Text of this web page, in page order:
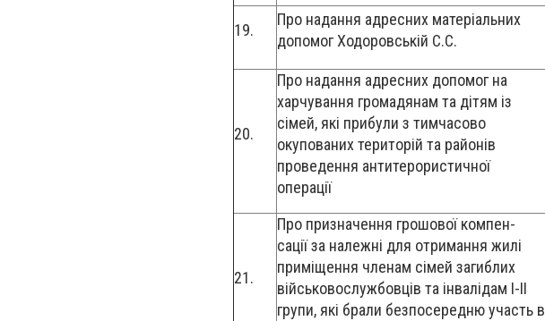
19.
Про надання адресних матеріальних
допомог Ходоровській С.С.
20.
Про надання адресних допомог на
харчування громадянам та дітям із
сімей, які прибули з тимчасово
окупованих територій та районів
проведення антитерористичної
операції
21.
Про призначення грошової компен-
сації за належні для отримання жилі
приміщення членам сімей загиблих
військовослужбовців та інвалідам І-ІІ
групи, які брали безпосередню участь в